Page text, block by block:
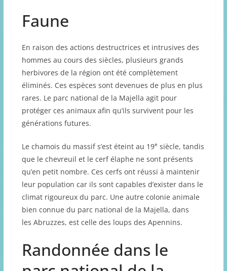
Faune
En raison des actions destructrices et intrusives des
hommes au cours des siècles, plusieurs grands
herbivores de la région ont été complètement
éliminés. Ces espèces sont devenues de plus en plus
rares. Le parc national de la Majella agit pour
protéger ces animaux afin qu’ils survivent pour les
générations futures.
Le chamois du massif s’est éteint au 19e siècle, tandis
que le chevreuil et le cerf élaphe ne sont présents
qu’en petit nombre. Ces cerfs ont réussi à maintenir
leur population car ils sont capables d’exister dans le
climat rigoureux du parc. Une autre colonie animale
bien connue du parc national de la Majella, dans
les Abruzzes, est celle des loups des Apennins.
Randonnée dans le